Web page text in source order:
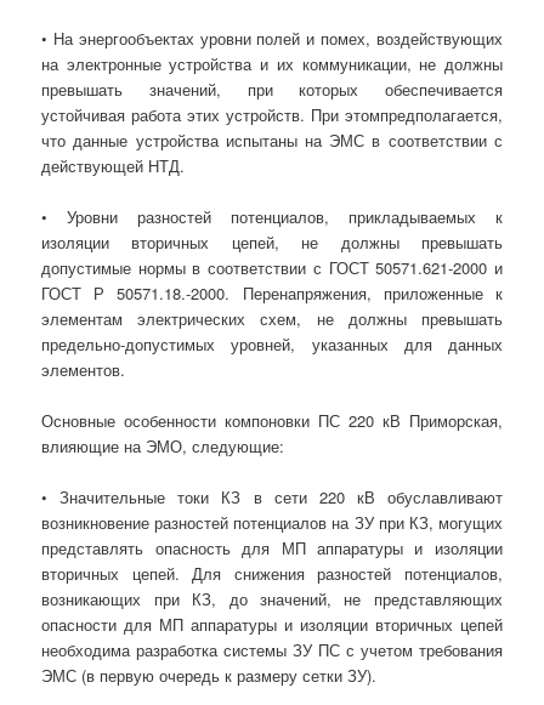
• На энергообъектах уровни полей и помех, воздействующих
на электронные устройства и их коммуникации, не должны
превышать значений, при которых обеспечивается
устойчивая работа этих устройств. При этомпредполагается,
что данные устройства испытаны на ЭМС в соответствии с
действующей НТД.
• Уровни разностей потенциалов, прикладываемых к
изоляции вторичных цепей, не должны превышать
допустимые нормы в соответствии с ГОСТ 50571.621-2000 и
ГОСТ Р 50571.18.-2000. Перенапряжения, приложенные к
элементам электрических схем, не должны превышать
предельно-допустимых уровней, указанных для данных
элементов.
Основные особенности компоновки ПС 220 кВ Приморская,
влияющие на ЭМО, следующие:
• Значительные токи КЗ в сети 220 кВ обуславливают
возникновение разностей потенциалов на ЗУ при КЗ, могущих
представлять опасность для МП аппаратуры и изоляции
вторичных цепей. Для снижения разностей потенциалов,
возникающих при КЗ, до значений, не представляющих
опасности для МП аппаратуры и изоляции вторичных цепей
необходима разработка системы ЗУ ПС с учетом требования
ЭМС (в первую очередь к размеру сетки ЗУ).